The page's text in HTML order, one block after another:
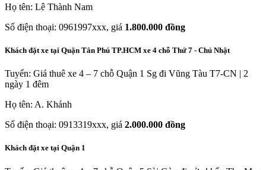
Họ tên: Lê Thành Nam
Số điện thoại: 0961997xxx, giá 1.800.000 đồng
Khách đặt xe tại Quận Tân Phú TP.HCM xe 4 chỗ Thứ 7 - Chủ Nhật
Tuyến: Giá thuê xe 4 – 7 chỗ Quận 1 Sg đi Vũng Tàu T7-CN | 2
ngày 1 đêm
Họ tên: A. Khánh
Số điện thoại: 0913319xxx, giá 2.000.000 đồng
Khách đặt xe tại Quận 1